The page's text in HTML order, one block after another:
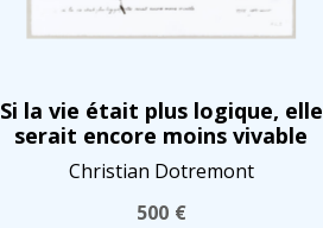
Si la vie était plus logique, elle
serait encore moins vivable
Christian Dotremont
500 €